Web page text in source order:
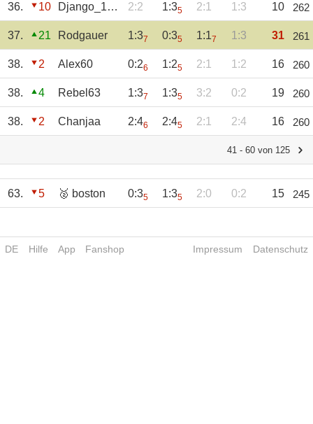
36. 10 Django_1609 2:2 1:35 2:1 1:3 10 262
37. 21 Rodgauer 1:37 0:35 1:17 1:3 31 261
38. 2 Alex60 0:26 1:25 2:1 1:2 16 260
38. 4 Rebel63 1:37 1:35 3:2 0:2 19 260
38. 2 Chanjaa 2:46 2:45 2:1 2:4 16 260
41 - 60 von 125
63. 5 🥈 boston 0:35 1:35 2:0 0:2 15 245
DE Hilfe App Fanshop Impressum Datenschutz